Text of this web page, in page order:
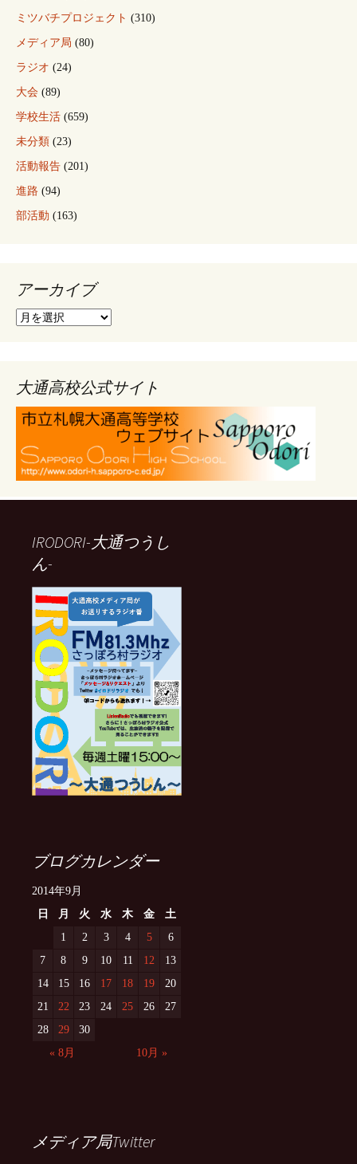
ミツバチプロジェクト (310)
メディア局 (80)
ラジオ (24)
大会 (89)
学校生活 (659)
未分類 (23)
活動報告 (201)
進路 (94)
部活動 (163)
アーカイブ
ア
ブ
大通高校公式サイト
IRODORI-大通つうし
ん-
ブログカレンダー
2014年9月
日
月 火 水 木 金
土
1
2 3 4 5
6
7
8 9 10 11 12
13
14
15 16 17 18 19
20
21
22 23 24 25 26
27
28
29
30
« 8月
10月 »
メディア局Twitter